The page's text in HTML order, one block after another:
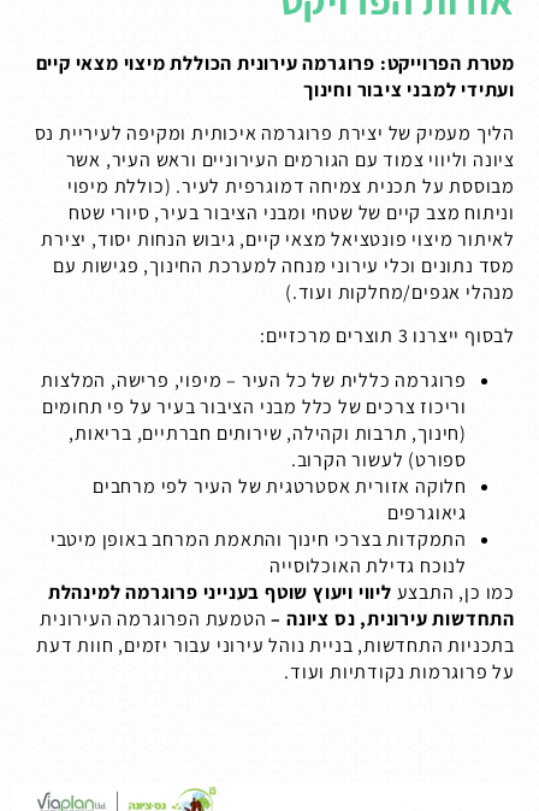
מטרת הפרוייקט: פרוגרמה עירונית הכוללת מיצוי מצאי קיים
ועתידי למבני ציבור וחינוך
הליך מעמיק של יצירת פרוגרמה איכותית ומקיפה לעיריית נס
ציונה וליווי צמוד עם הגורמים העירוניים וראש העיר, אשר
מבוססת על תכנית צמיחה דמוגרפית לעיר. (כוללת מיפוי
וניתוח מצב קיים של שטחי ומבני הציבור בעיר, סיורי שטח
לאיתור מיצוי פונטציאל מצאי קיים, גיבוש הנחות יסוד, יצירת
מסד נתונים וכלי עירוני מנחה למערכת החינוך, פגישות עם
מנהלי אגפים/מחלקות ועוד.)
לבסוף ייצרנו 3 תוצרים מרכזיים:
פרוגרמה כללית של כל העיר – מיפוי, פרישה, המלצות
וריכוז צרכים של כלל מבני הציבור בעיר על פי תחומים
(חינוך, תרבות וקהילה, שירותים חברתיים, בריאות,
ספורט) לעשור הקרוב.
חלוקה אזורית אסטרטגית של העיר לפי מרחבים
גיאוגרפים
התמקדות בצרכי חינוך והתאמת המרחב באופן מיטבי
לנוכח גדילת האוכלוסייה
כמו כן, התבצע ליווי ויעוץ שוטף בענייני פרוגרמה למינהלת
התחדשות עירונית, נס ציונה – הטמעת הפרוגרמה העירונית
בתכניות התחדשות, בניית נוהל עירוני עבור יזמים, חוות דעת
על פרוגרמות נקודתיות ועוד.